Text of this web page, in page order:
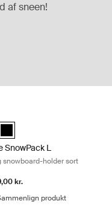
af sneen!
SnowPack L Aluminium
Thule SnowPack L Sort
SnowPack L
snowboard-holder sort
kr.
produkt